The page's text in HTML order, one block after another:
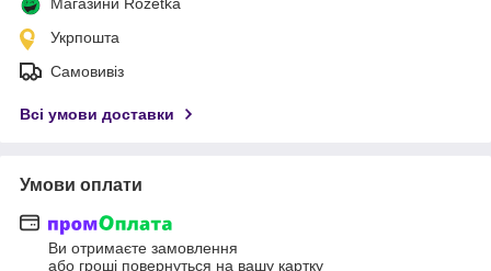
Укрпошта
Самовивіз
Всі умови доставки
Умови оплати
Ви отримаєте замовлення
або гроші повернуться на вашу картку